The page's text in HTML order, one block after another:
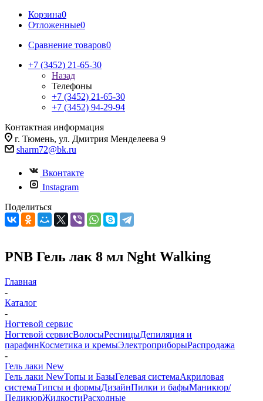
Корзина0
Отложенные0
Сравнение товаров0
+7 (3452) 21-65-30
Назад
Телефоны
+7 (3452) 21-65-30
+7 (3452) 94-29-94
Контактная информация
г. Тюмень, ул. Дмитрия Менделеева 9
sharm72@bk.ru
Вконтакте
Instagram
Поделиться
PNB Гель лак 8 мл Nght Walking
Главная
-
Каталог
-
Ногтевой сервис
Ногтевой сервисВолосыРесницыДепиляция и
парафинКосметика и кремыЭлектроприборыРаспродажа
-
Гель лаки New
Гель лаки NewТопы и БазыГелевая системаАкриловая
системаТипсы и формыДизайнПилки и бафыМаникюр/
ПедикюрЖидкостиРасходные